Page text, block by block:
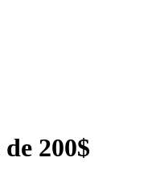
200$